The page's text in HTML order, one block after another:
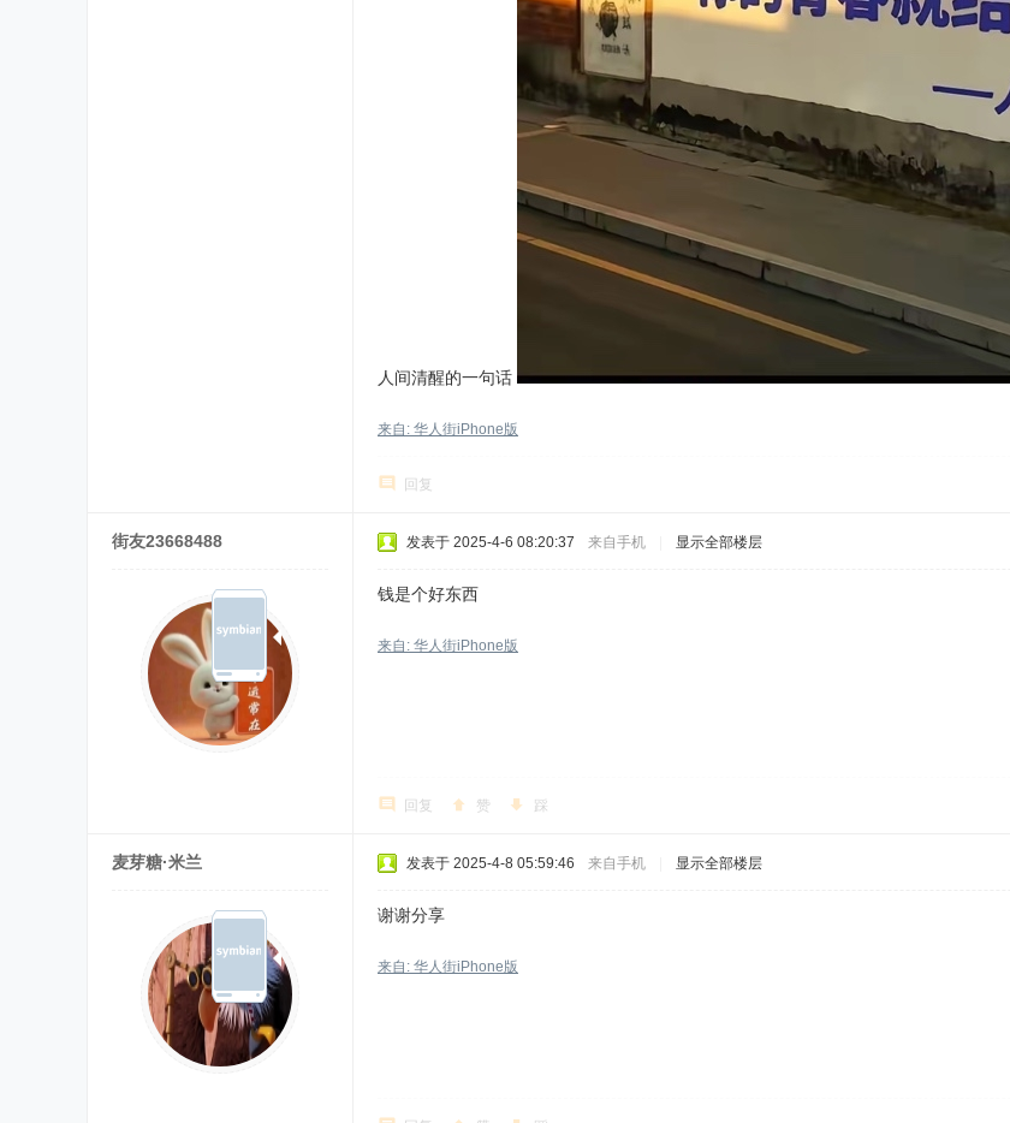
人间清醒的一句话
来自: 华人街iPhone版
回复
街友23668488 发表于 2025-4-6 08:20:37 来自手机 显示全部楼层
钱是个好东西
来自: 华人街iPhone版
回复 赞 踩
麦芽糖·米兰 发表于 2025-4-8 05:59:46 来自手机 显示全部楼层
谢谢分享
来自: 华人街iPhone版